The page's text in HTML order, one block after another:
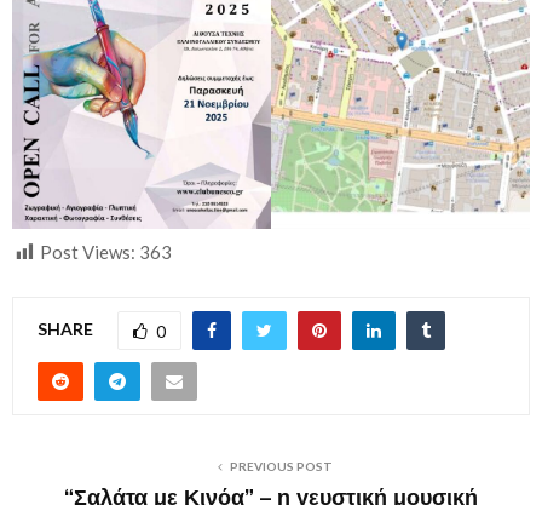
Post Views: 363
SHARE 0
PREVIOUS POST
“Σαλάτα με Κινόα” – η γευστική μουσική